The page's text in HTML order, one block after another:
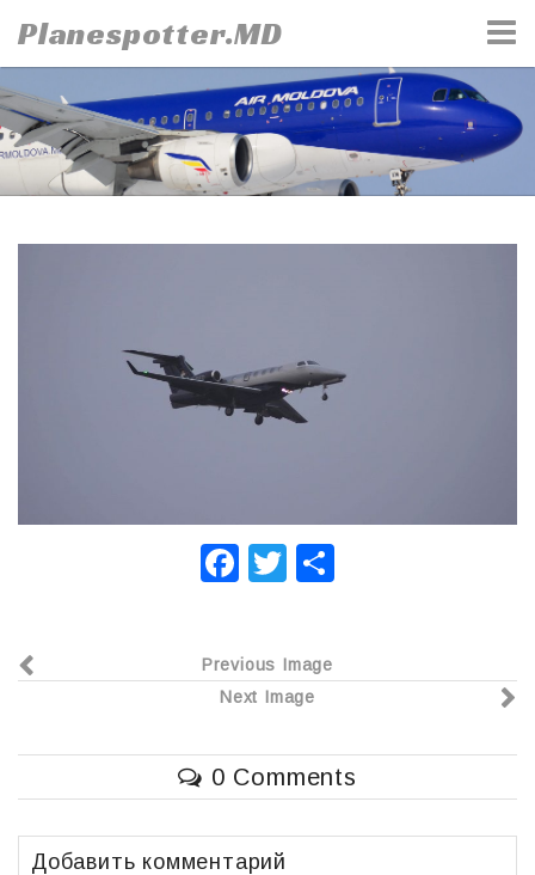
to
content
Planespotter.MD
F
e
b
o
o
k
T
er р
в
и
т
Previous Image
Next Image
0 Comments
Добавить комментарий